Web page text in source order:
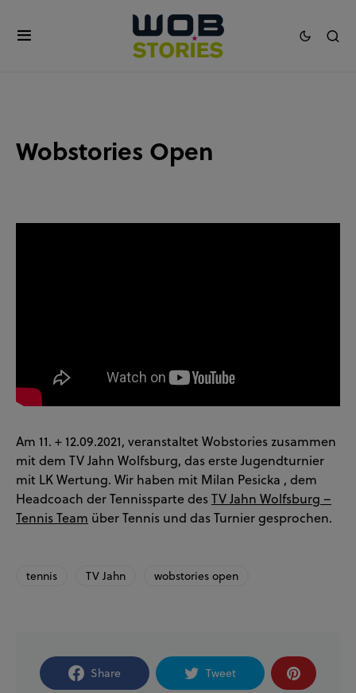
Wobstories Open
Am 11. + 12.09.2021, veranstaltet Wobstories zusammen
mit dem TV Jahn Wolfsburg, das erste Jugendturnier
mit LK Wertung. Wir haben mit Milan Pesicka , dem
Headcoach der Tennissparte desTV Jahn Wolfsburg –
Tennis Team über Tennis und das Turnier gesprochen.
tennis TV Jahn wobstories open
Share Tweet